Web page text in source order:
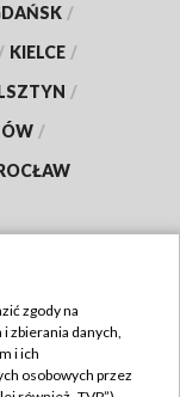
/
/ KIELCE /
/
/
zgody na
zbierania danych,
i ich
osobowych przez